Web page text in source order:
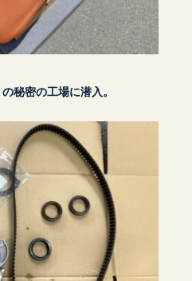
秘密の工場に潜入。